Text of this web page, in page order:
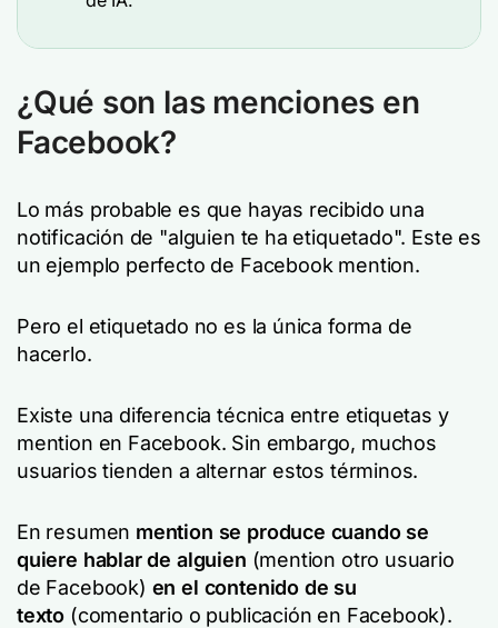
¿Qué son las menciones en
Facebook?
Lo más probable es que hayas recibido una
notificación de "alguien te ha etiquetado". Este es
un ejemplo perfecto de Facebook mention.
Pero el etiquetado no es la única forma de
hacerlo.
Existe una diferencia técnica entre etiquetas y
mention en Facebook. Sin embargo, muchos
usuarios tienden a alternar estos términos.
En resumen mention se produce cuando se
quiere hablar de alguien (mention otro usuario
de Facebook) en el contenido de su
texto (comentario o publicación en Facebook).